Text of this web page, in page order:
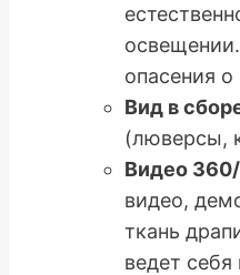
опасения о
Вид в
(люверсы,
Видео
видео,
ткань
ведет